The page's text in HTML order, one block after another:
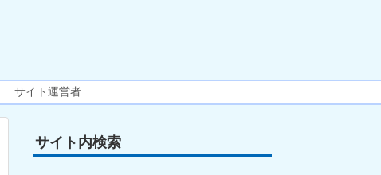
サイト運営者
サイト内検索